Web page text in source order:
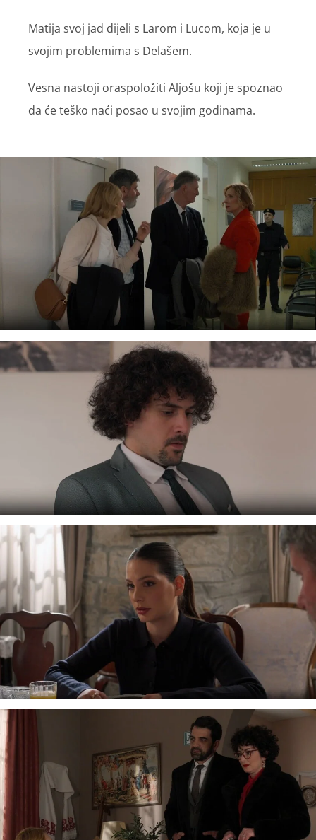
Matija svoj jad dijeli s Larom i Lucom, koja je u
svojim problemima s Delašem.
Vesna nastoji oraspoložiti Aljošu koji je spoznao
da će teško naći posao u svojim godinama.